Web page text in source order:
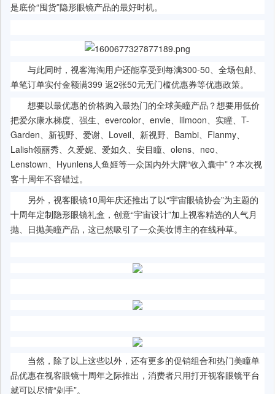
是底价“囤货”隐形眼镜产品的最好时机。
与此同时，视客海淘用户还能享受到每满300-50、全场包邮、
单笔订单实付金额满399 返2张50元无门槛优惠券等优惠政策。
想要以最优惠的价格购入最热门的全球美瞳产品？想要用低价
把爱尔康水梯度、强生、evercolor、envie、lilmoon、实瞳、T-
Garden、新视野、爱谢、Loveil、新视野、Bambi、Flanmy、
Lalish领丽秀、久爱妮、爱如久、安目瞳、olens、neo、
Lenstown、Hyunlens人鱼姬等一众国内外大牌“收入囊中”？本次视
客十周年不容错过。
另外，视客眼镜10周年庆还推出了以“宇宙眼镜协会”为主题的
十周年定制隐形眼镜礼盒，创意“宇宙设计”加上视客精选的人气月
抛、日抛美瞳产品，这已然吸引了一众美妆博主的在线种草。
当然，除了以上这些以外，还有更多的促销组合和热门美瞳单
品优惠在视客眼镜十周年之际推出，消费者只用打开视客眼镜平台
就可以尽情“剁手”。